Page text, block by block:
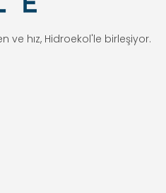
ve hız, Hidroekol'le birleşiyor.